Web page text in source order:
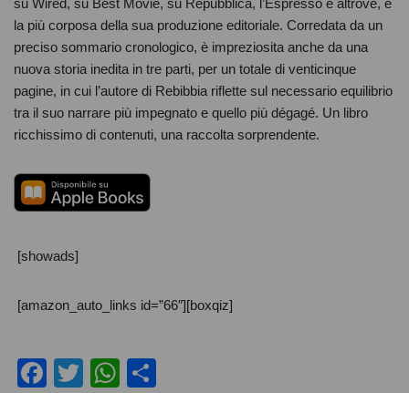
la più corposa della sua produzione editoriale. Corredata da un
preciso sommario cronologico, è impreziosita anche da una
nuova storia inedita in tre parti, per un totale di venticinque
pagine, in cui l’autore di Rebibbia riflette sul necessario equilibrio
tra il suo narrare più impegnato e quello più dégagé. Un libro
ricchissimo di contenuti, una raccolta sorprendente.
[showads]
[amazon_auto_links id=”66″][boxqiz]
F
T
W